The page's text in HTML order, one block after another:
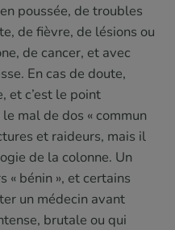
poussée, de troubles
de fièvre, de lésions ou
de cancer, et avec
En cas de doute,
et c’est le point
mal de dos « commun
et raideurs, mais il
de la colonne. Un
« bénin », et certains
un médecin avant
brutale ou qui